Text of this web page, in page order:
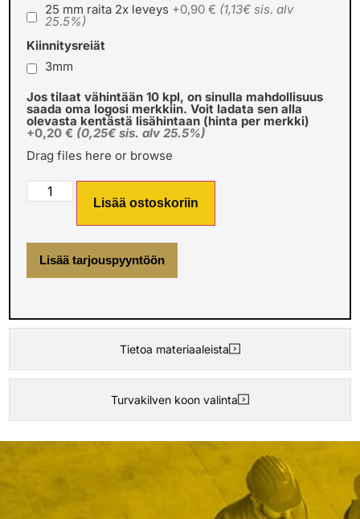
Tietoa materiaaleista
Turvakilven koon valinta
25 mm raita 2x leveys +0,90 € (1,13€ sis. alv
25.5%)
Kiinnitysreiät
3mm
Jos tilaat vähintään 10 kpl, on sinulla mahdollisuus
saada oma logosi merkkiin. Voit ladata sen alla
olevasta kentästä lisähintaan (hinta per merkki)
+0,20 € (0,25€ sis. alv 25.5%)
Drag files here or browse
Lisää ostoskoriin
Lisää tarjouspyyntöön